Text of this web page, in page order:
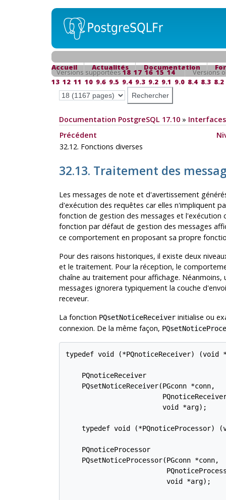
Accueil Actualités Documentation
Versions supportées18 17 16 15 14
Versions
13 12 11 10 9.6 9.5 9.4 9.3 9.2 9.1 9.0 8.4 8.3 8.2
Documentation PostgreSQL 17.10»
Précédent
32.12. Fonctions diverses
32.13. Traitement des
Les messages de note et d'avertissement
d'exécution des requêtes car elles n'impliquent
fonction de gestion des messages et l'exécution
fonction par défaut de gestion des messages
ce comportement en proposant sa propre
Pour des raisons historiques, il existe deux
et le traitement. Pour la réception, le
chaîne au traitement pour affichage.
messages ignorera typiquement la couche
receveur.
La fonction PQsetNoticeReceiver initialise ou
connexion. De la même façon,
typedef void (*PQnoticeReceiver)
    PQnoticeReceiver
    PQsetNoticeReceiver(PGconn *conn,
                        void *arg);
typedef void (*PQnoticeProcessor)
    PQnoticeProcessor
    PQsetNoticeProcessor(PGconn *conn,
                         void *arg);